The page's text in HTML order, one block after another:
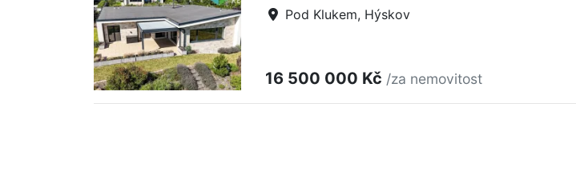
Pod Klukem, Hýskov
16 500 000 Kč /za nemovitost